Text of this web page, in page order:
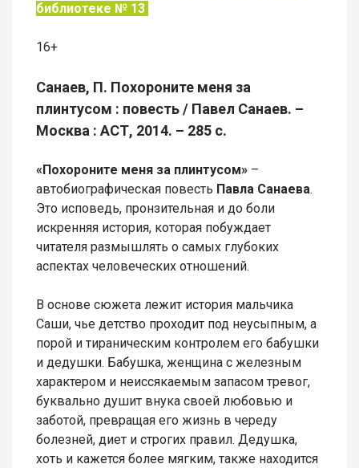
библиотеке № 13
16+
Санаев, П. Похороните меня за
плинтусом : повесть / Павел Санаев. –
Москва : АСТ, 2014. – 285 с.
«Похороните меня за плинтусом» –
автобиографическая повесть Павла Санаева.
Это исповедь, пронзительная и до боли
искренняя история, которая побуждает
читателя размышлять о самых глубоких
аспектах человеческих отношений.
В основе сюжета лежит история мальчика
Саши, чье детство проходит под неусыпным, а
порой и тираническим контролем его бабушки
и дедушки. Бабушка, женщина с железным
характером и неиссякаемым запасом тревог,
буквально душит внука своей любовью и
заботой, превращая его жизнь в череду
болезней, диет и строгих правил. Дедушка,
хоть и кажется более мягким, также находится